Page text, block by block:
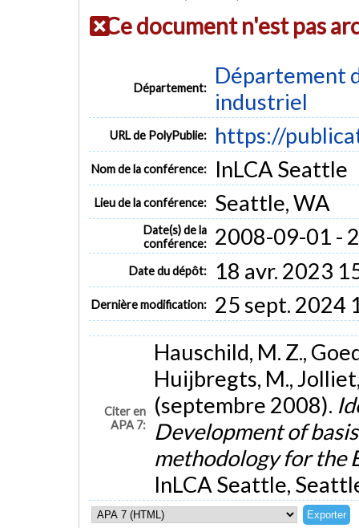
Ce document n'est pas
Département:
Département
industriel
URL de PolyPublie: https://
Nom de la conférence: InLCA Seattle
Lieu de la conférence: Seattle, WA
Date(s) de la
conférence:
2008-09-01 -
Date du dépôt: 18 avr. 2023
Dernière modification: 25 sept. 2024
Citer en
APA 7:
Hauschild, M. Z.,
Huijbregts, M.,
(septembre 2008).
Development of
methodology for the
InLCA Seattle,